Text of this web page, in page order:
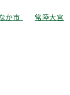
か市
常陸大宮